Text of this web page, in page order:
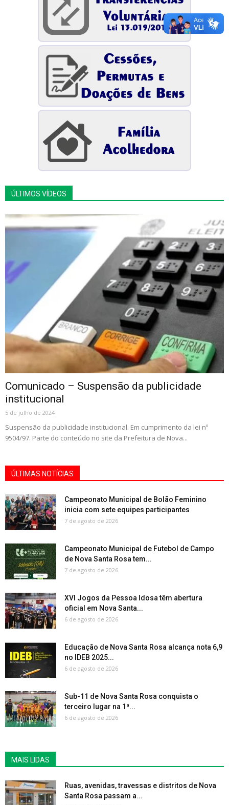
ÚLTIMOS VÍDEOS
Comunicado – Suspensão da publicidade
institucional
5 de julho de 2024
Suspensão da publicidade institucional. Em cumprimento da lei nº
9504/97. Parte do conteúdo no site da Prefeitura de Nova...
ÚLTIMAS NOTÍCIAS
Campeonato Municipal de Bolão Feminino
inicia com sete equipes participantes
7 de agosto de 2026
Campeonato Municipal de Futebol de Campo
de Nova Santa Rosa tem...
7 de agosto de 2026
XVI Jogos da Pessoa Idosa têm abertura
oficial em Nova Santa...
6 de agosto de 2026
Educação de Nova Santa Rosa alcança nota 6,9
no IDEB 2025...
6 de agosto de 2026
Sub-11 de Nova Santa Rosa conquista o
terceiro lugar na 1ª...
6 de agosto de 2026
MAIS LIDAS
Ruas, avenidas, travessas e distritos de Nova
Santa Rosa passam a...